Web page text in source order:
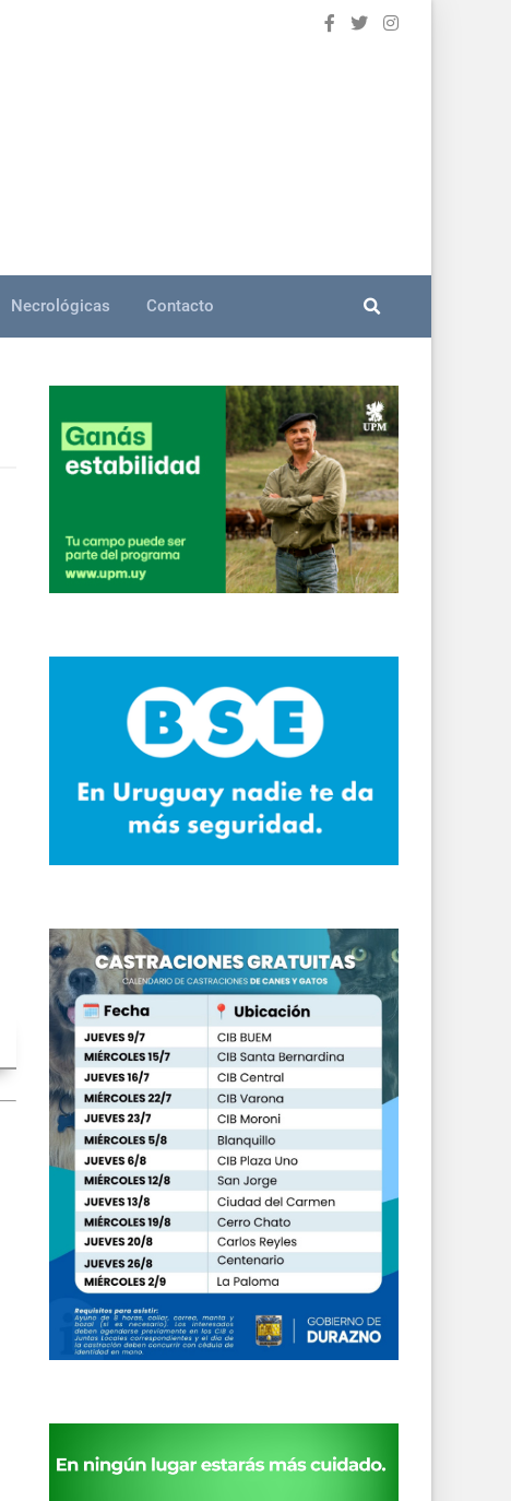
Necrológicas Contacto